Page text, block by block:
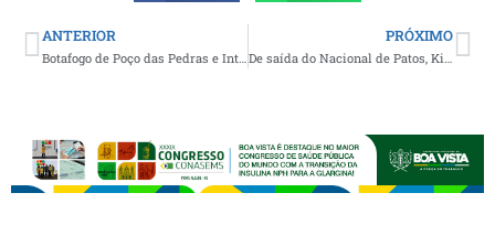
ANTERIOR PRÓXIMO